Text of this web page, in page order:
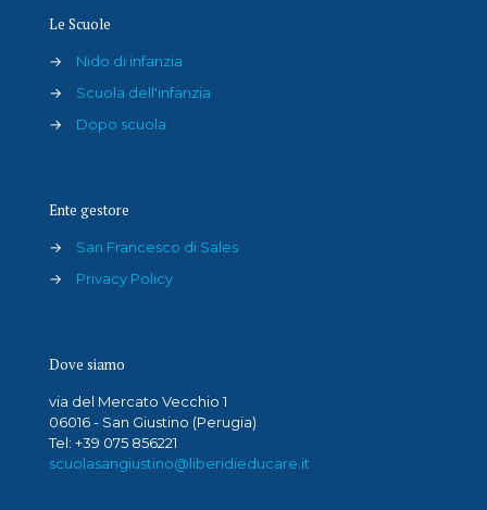
Le Scuole
→
Nido di infanzia
→
Scuola dell'infanzia
→
Dopo scuola
Ente gestore
→
San Francesco di Sales
→
Privacy Policy
Dove siamo
via del Mercato Vecchio 1
06016 - San Giustino (Perugia)
Tel: +39 075 856221
scuolasangiustino@liberidieducare.it